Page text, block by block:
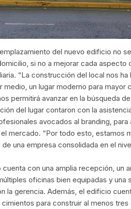
del nuevo edificio no
si no a mejorar cada aspecto
“La construcción del local nos
medio, un lugar moderno para
permitirá avanzar en la búsqueda
del lugar contaron con la
avocados al branding, para
mercado. “Por todo esto, estamos
de una empresa consolidada en el
cuenta con una amplia recepción, un
oficinas bien equipadas y una
la gerencia. Además, el edificio
para construir al menos